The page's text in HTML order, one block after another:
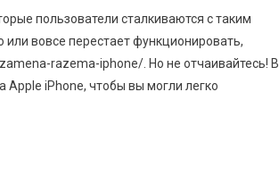
пользователи сталкиваются с таким
вовсе перестает функционировать,
razema-iphone/. Но не отчаивайтесь! В
iPhone, чтобы вы могли легко